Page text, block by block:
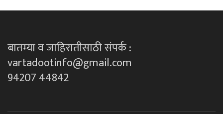
बातम्या व जाहिरातीसाठी संपर्क :
vartadootinfo@gmail.com
94207 44842